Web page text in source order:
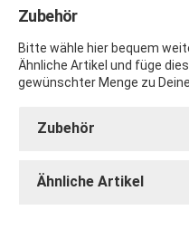
Zubehör
Bitte wähle hier bequem
Ähnliche Artikel und füge
gewünschter Menge zu
Zubehör
Ähnliche Artikel